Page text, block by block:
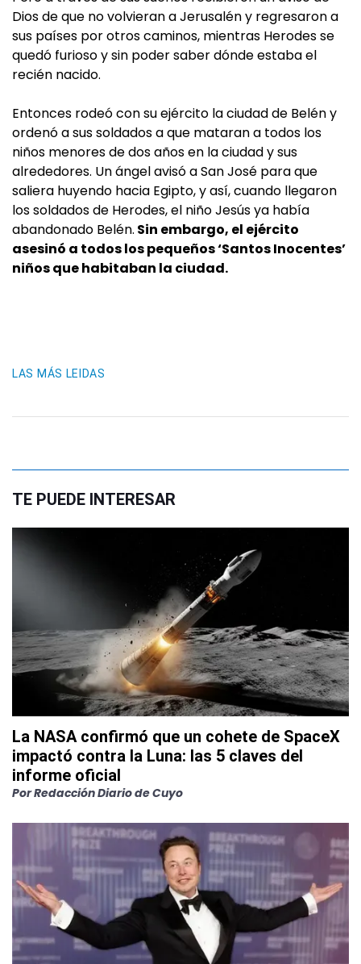
Dios de que no volvieran a Jerusalén y regresaron a
sus países por otros caminos, mientras Herodes se
quedó furioso y sin poder saber dónde estaba el
recién nacido.
Entonces rodeó con su ejército la ciudad de Belén y
ordenó a sus soldados a que mataran a todos los
niños menores de dos años en la ciudad y sus
alrededores. Un ángel avisó a San José para que
saliera huyendo hacia Egipto, y así, cuando llegaron
los soldados de Herodes, el niño Jesús ya había
abandonado Belén. Sin embargo, el ejército
asesinó a todos los pequeños ‘Santos Inocentes’
niños que habitaban la ciudad.
LAS MÁS LEIDAS
TE PUEDE INTERESAR
La NASA confirmó que un cohete de SpaceX
impactó contra la Luna: las 5 claves del
informe oficial
PorRedacción Diario de Cuyo